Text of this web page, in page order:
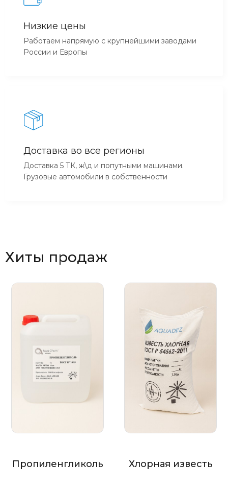
Низкие цены
Работаем напрямую с крупнейшими заводами
России и Европы
Доставка во все регионы
Доставка 5 ТК, ж\д и попутными машинами.
Грузовые автомобили в собственности
Хиты продаж
Пропиленгликоль Хлорная известь